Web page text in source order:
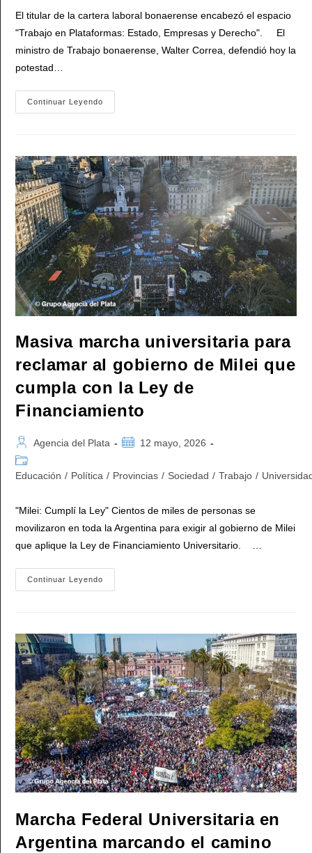
El titular de la cartera laboral bonaerense encabezó el espacio
"Trabajo en Plataformas: Estado, Empresas y Derecho". El
ministro de Trabajo bonaerense, Walter Correa, defendió hoy la
potestad…
Continuar Leyendo
Correa
«Es
Imperioso
Regular
El
Trabajo
Para
Cuidar
A
Quienes
Lo
Ejercen»
Masiva marcha universitaria para
reclamar al gobierno de Milei que
cumpla con la Ley de
Financiamiento
Autor
de
la
Agencia del Plata
Publicación
12 mayo, 2026
Categoría
de
Educación / Política / Provincias / Sociedad / Trabajo /
"Milei: Cumplí la Ley" Cientos de miles de personas se
movilizaron en toda la Argentina para exigir al gobierno de Milei
que aplique la Ley de Financiamiento Universitario. …
Continuar Leyendo
Marcha
Gobierno
De
Milei
Que
Cumpla
Con
La
Ley
De
Financiamiento
Marcha Federal Universitaria en
Argentina marcando el camino